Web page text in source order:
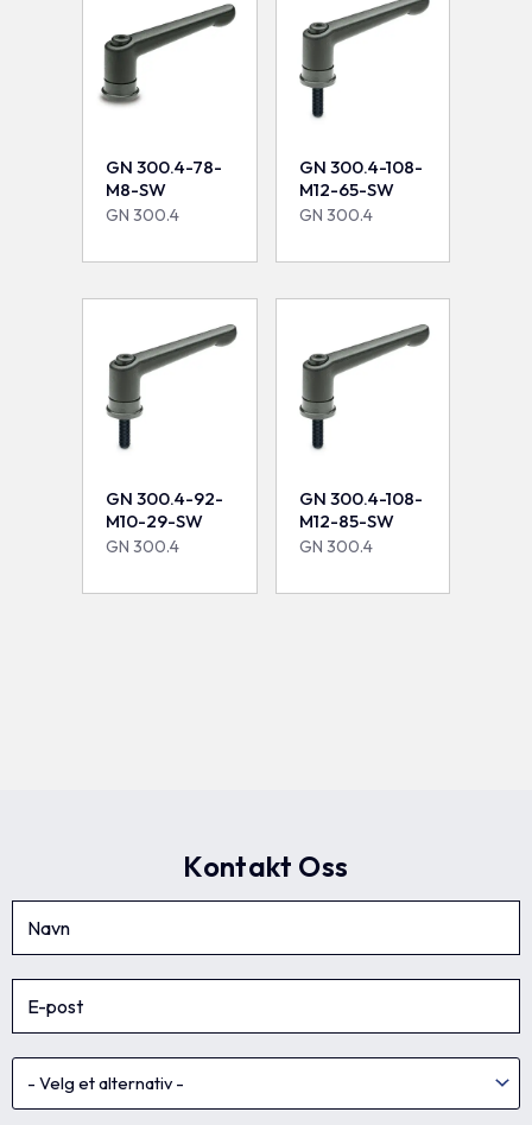
GN 300.4-78-
M8-SW
GN 300.4
GN 300.4-108-
M12-65-SW
GN 300.4
GN 300.4-92-
M10-29-SW
GN 300.4
GN 300.4-108-
M12-85-SW
GN 300.4
Kontakt Oss